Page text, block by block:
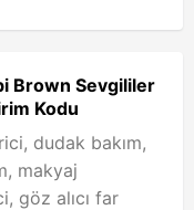
Brown Sevgililer
Kodu
dudak bakım,
makyaj
göz alıcı far